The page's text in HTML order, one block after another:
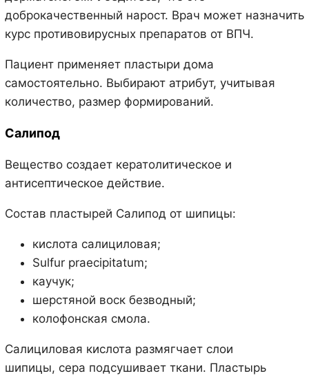
доброкачественный нарост. Врач может назначить
курс противовирусных препаратов от ВПЧ.
Пациент применяет пластыри дома
самостоятельно. Выбирают атрибут, учитывая
количество, размер формирований.
Салипод
Вещество создает кератолитическое и
антисептическое действие.
Состав пластырей Салипод от шипицы:
кислота салициловая;
Sulfur praecipitatum;
каучук;
шерстяной воск безводный;
колофонская смола.
Салициловая кислота размягчает слои
шипицы, сера подсушивает ткани. Пластырь